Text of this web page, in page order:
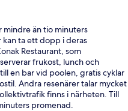
mindre än tio minuters
ta ett dopp i deras
Restaurant, som
frukost, lunch och
en bar vid poolen, gratis cyklar
Andra resenärer talar mycket
finns i närheten. Till
promenad.